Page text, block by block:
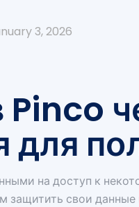
3, 2026
Pinco
для
на доступ к
защитить свои